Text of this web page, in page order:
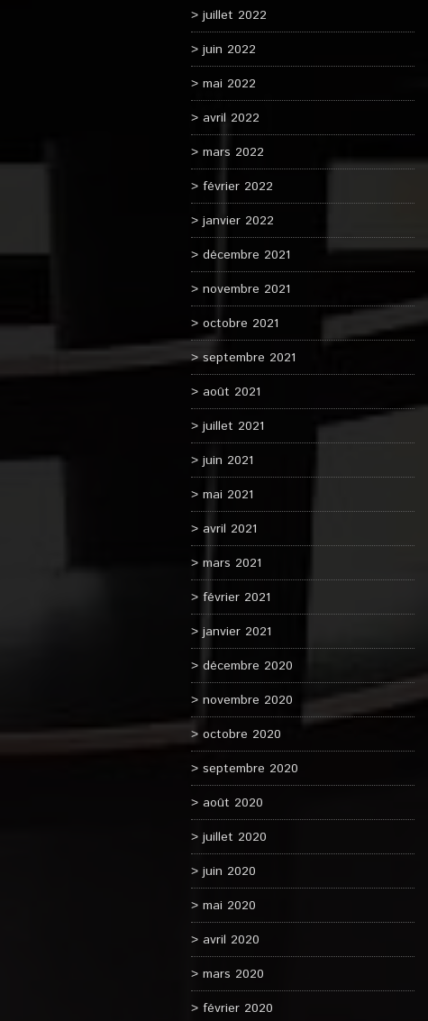
juillet 2022
juin 2022
mai 2022
avril 2022
mars 2022
février 2022
janvier 2022
décembre 2021
novembre 2021
octobre 2021
septembre 2021
août 2021
juillet 2021
juin 2021
mai 2021
avril 2021
mars 2021
février 2021
janvier 2021
décembre 2020
novembre 2020
octobre 2020
septembre 2020
août 2020
juillet 2020
juin 2020
mai 2020
avril 2020
mars 2020
février 2020